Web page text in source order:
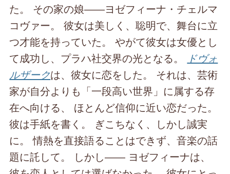
た。 その家の娘――ヨゼフィーナ・チェルマ
コヴァー。 彼女は美しく、聡明で、舞台に立
つ才能を持っていた。 やがて彼女は女優とし
て成功し、プラハ社交界の光となる。
ドヴォ
ルザークは、彼女に恋をした。 それは、芸術
家が自分よりも「一段高い世界」に属する存
在へ向ける、 ほとんど信仰に近い恋だった。
彼は手紙を書く。 ぎこちなく、しかし誠実
に。 情熱を直接語ることはできず、音楽の話
題に託して。 しかし―― ヨゼフィーナは、